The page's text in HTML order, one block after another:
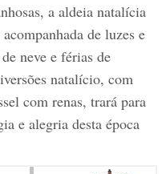
a aldeia natalícia
de luzes e
neve e férias de
natalício, com
com renas, trará para
e alegria desta época